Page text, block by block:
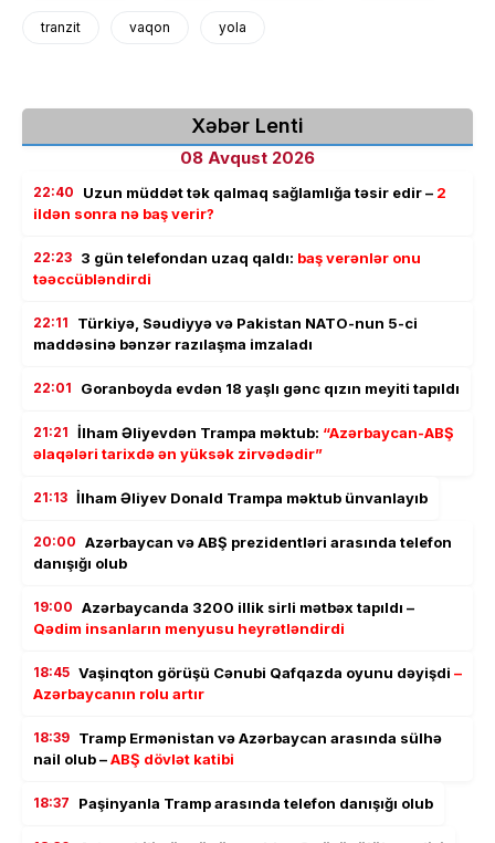
tranzit vaqon yola
Xəbər Lenti
08 Avqust 2026
22:40 Uzun müddət tək qalmaq sağlamlığa təsir edir – 2
ildən sonra nə baş verir?
22:23 3 gün telefondan uzaq qaldı: baş verənlər onu
təəccübləndirdi
22:11
Türkiyə, Səudiyyə və Pakistan NATO-nun 5-ci
maddəsinə bənzər razılaşma imzaladı
22:01 Goranboyda evdən 18 yaşlı gənc qızın meyiti tapıldı
21:21 İlham Əliyevdən Trampa məktub: “Azərbaycan-ABŞ
əlaqələri tarixdə ən yüksək zirvədədir”
21:13 İlham Əliyev Donald Trampa məktub ünvanlayıb
20:00 Azərbaycan və ABŞ prezidentləri arasında telefon
danışığı olub
19:00 Azərbaycanda 3200 illik sirli mətbəx tapıldı –
Qədim insanların menyusu heyrətləndirdi
18:45 Vaşinqton görüşü Cənubi Qafqazda oyunu dəyişdi –
Azərbaycanın rolu artır
18:39 Tramp Ermənistan və Azərbaycan arasında sülhə
nail olub –ABŞ dövlət katibi
18:37 Paşinyanla Tramp arasında telefon danışığı olub